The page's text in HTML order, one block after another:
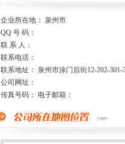
企业所在地： 泉州市
QQ 号 码：
联 系 人：
联系电话：
联系地址： 泉州市涂门后街12-202-301-
公司网址：
传真号码： 电子邮箱：